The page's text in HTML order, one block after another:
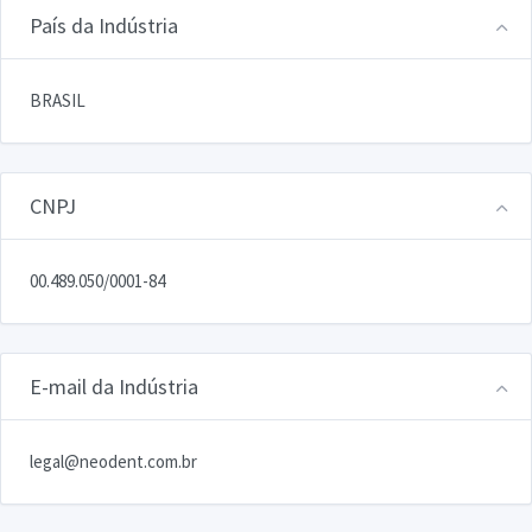
País da Indústria
BRASIL
CNPJ
00.489.050/0001-84
E-mail da Indústria
legal@neodent.com.br